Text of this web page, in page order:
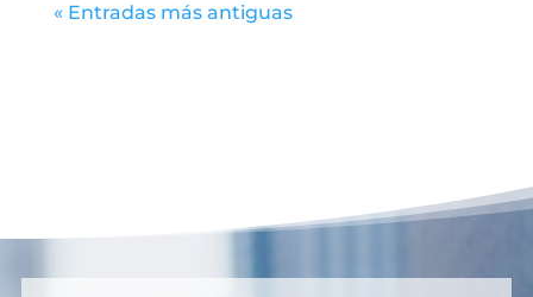
« Entradas más antiguas